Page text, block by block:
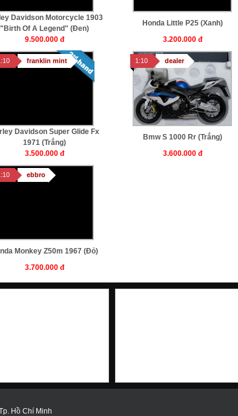
Davidson Motorcycle 1903
"birth Of A Legend" (Đen)
9.500.000 đ
Honda Little P25 (xanh)
3.200.000 đ
franklin mint
Davidson Super Glide Fx
1971 (trắng)
3.500.000 đ
1:10 dealer
Bmw S 1000 Rr (trắng)
3.600.000 đ
ebbro
Monkey Z50m 1967 (Đỏ)
3.700.000 đ
Hồ Chí Minh